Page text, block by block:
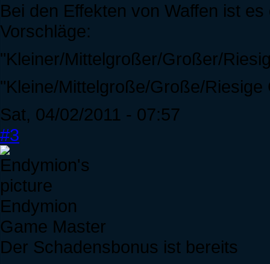
Bei den Effekten von Waffen ist
Vorschläge:
"Kleiner/Mittelgroßer/Großer/
"Kleine/Mittelgroße/Große/
Sat, 04/02/2011 - 07:57
#3
Endymion
Game Master
Der Schadensbonus ist bereits